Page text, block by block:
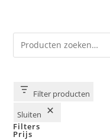
Zoeken
Filter producten
Sluiten
Filters
Prijs